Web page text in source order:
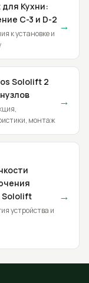
Кухни:
C-3 и D-2
к установке и
→
Sololift 2
монтаж
→
Sololift
устройства и
→